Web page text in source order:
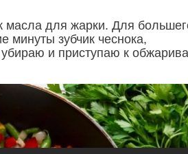
масла для жарки. Для
минуты зубчик чеснока,
и приступаю к